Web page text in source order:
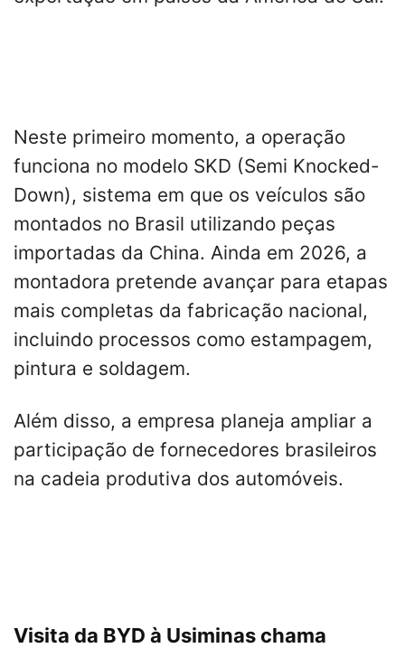
Neste primeiro momento, a operação
funciona no modelo SKD (Semi Knocked-
Down), sistema em que os veículos são
montados no Brasil utilizando peças
importadas da China. Ainda em 2026, a
montadora pretende avançar para etapas
mais completas da fabricação nacional,
incluindo processos como estampagem,
pintura e soldagem.
Além disso, a empresa planeja ampliar a
participação de fornecedores brasileiros
na cadeia produtiva dos automóveis.
Visita da BYD à Usiminas chama